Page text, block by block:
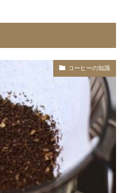
コーヒーの知識